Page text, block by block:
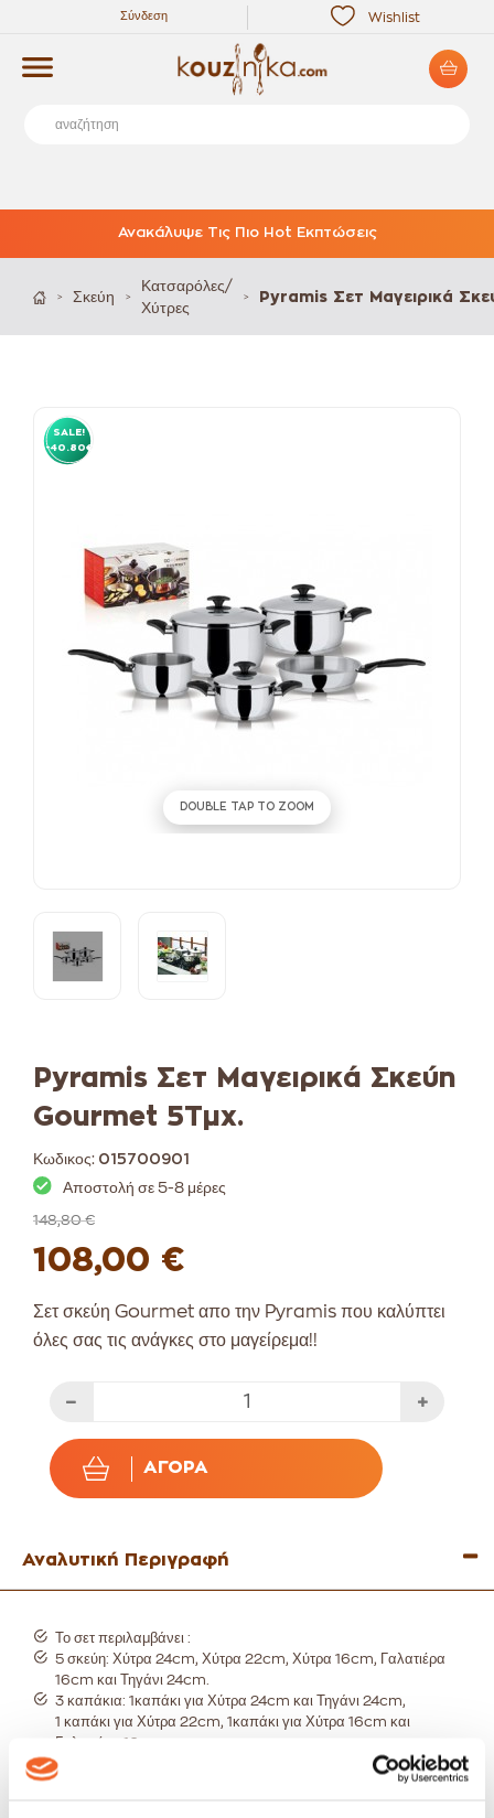
Wishlist
Σύνδεση
Ανακάλυψε Τις Πιο Hot Εκπτώσεις
> Σκεύη >
Κατσαρόλες/
Χύτρες
> Pyramis Σετ Μαγειρικά
SALE!
-40.80€
DOUBLE TAP TO ZOOM
Pyramis Σετ Μαγειρικά Σκεύη
Gourmet 5Τμχ.
Κωδικος: 015700901
Αποστολή σε 5-8 μέρες
148,80 €
108,00 €
Σετ σκεύη Gourmet απο την Pyramis που καλύπτει
όλες σας τις ανάγκες στο μαγείρεμα!!
ΑΓΟΡΆ
Αναλυτική Περιγραφή
Το σετ περιλαμβάνει :
5 σκεύη: Χύτρα 24cm, Χύτρα 22cm, Χύτρα 16cm,
Γαλατιέρα
16cm και
Τηγάνι 24cm.
3 καπάκια: 1καπάκι για Χύτρα 24cm και Τηγάνι 24cm,
1 καπάκι για Χύτρα 22cm, 1καπάκι για Χύτρα 16cm και
Γαλατιέρα 16cm.
Απο ανοξείδωτο ατσάλι 18/10.
Τα καπάκια είναι κατασκευασμενα από ανοξειδωτο ατσαλι